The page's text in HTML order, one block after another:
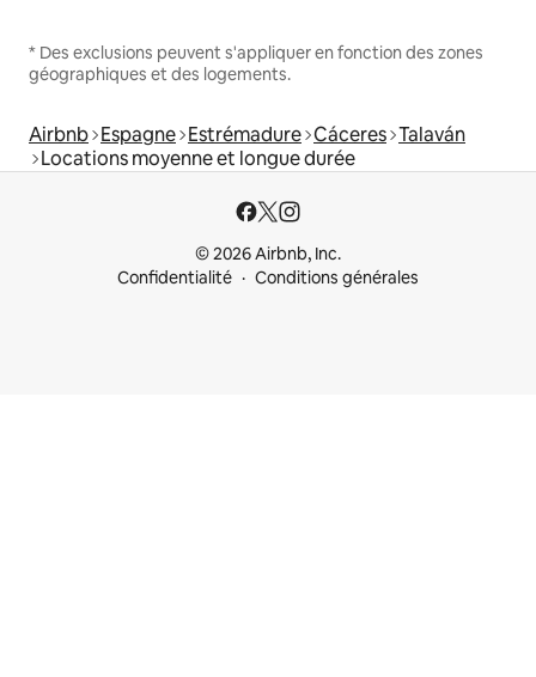
* Des exclusions peuvent s'appliquer en fonction des zones
géographiques et des logements.
Airbnb Espagne Estrémadure Cáceres Talaván
Locations moyenne et longue durée
© 2026 Airbnb, Inc.
Confidentialité
Conditions générales